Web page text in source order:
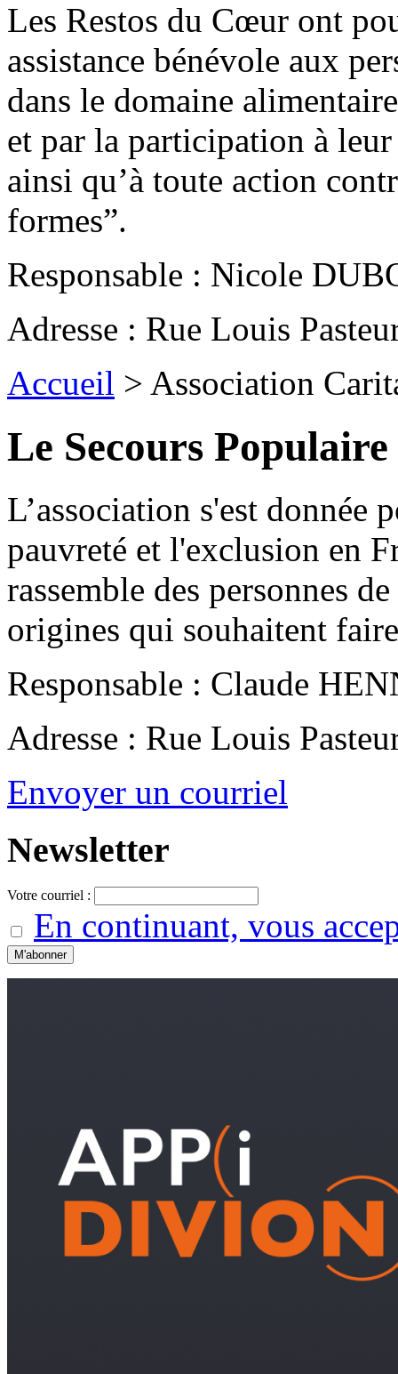
Les Restos du Cœur ont
assistance bénévole aux
dans le domaine
et par la participation à
ainsi qu’à toute action
formes”.
Responsable : Nicole
Adresse : Rue Louis
Accueil > Association
Le Secours Populaire
L’association s'est donnée
pauvreté et l'exclusion en
rassemble des personnes
origines qui souhaitent
Responsable : Claude
Adresse : Rue Louis
Envoyer un courriel
Newsletter
Votre courriel :
En continuant, vous